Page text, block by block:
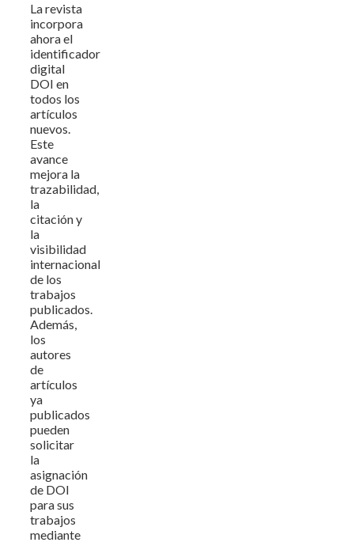
La revista
incorpora
ahora el
identificador
digital
DOI en
todos los
artículos
nuevos.
Este
avance
mejora la
trazabilidad,
la
citación y
la
visibilidad
internacional
de los
trabajos
publicados.
Además,
los
autores
de
artículos
ya
publicados
pueden
solicitar
la
asignación
de DOI
para sus
trabajos
mediante